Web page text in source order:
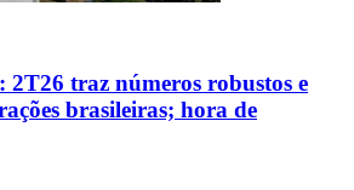
2T26 traz números robustos e
brasileiras; hora de